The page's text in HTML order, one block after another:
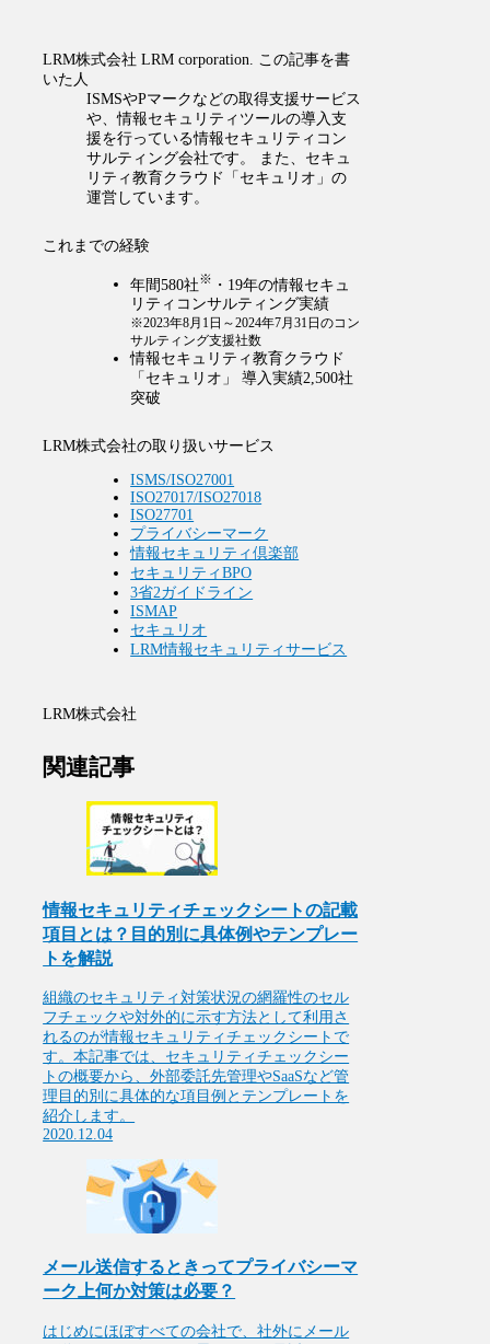
LRM株式会社 LRM corporation. この記事を書
いた人
ISMSやPマークなどの取得支援サービス
や、情報セキュリティツールの導入支
援を行っている情報セキュリティコン
サルティング会社です。 また、セキュ
リティ教育クラウド「セキュリオ」の
運営しています。
これまでの経験
年間580社※ ・19年の情報セキュ
リティコンサルティング実績
※2023年8月1日～2024年7月31日のコン
サルティング支援社数
情報セキュリティ教育クラウド
「セキュリオ」 導入実績2,500社
突破
LRM株式会社の取り扱いサービス
ISMS/ISO27001
ISO27017/ISO27018
ISO27701
プライバシーマーク
情報セキュリティ倶楽部
セキュリティBPO
3省2ガイドライン
ISMAP
セキュリオ
LRM情報セキュリティサービス
LRM株式会社
関連記事
情報セキュリティチェックシートの記載
項目とは？目的別に具体例やテンプレー
トを解説
組織のセキュリティ対策状況の網羅性のセル
フチェックや対外的に示す方法として利用さ
れるのが情報セキュリティチェックシートで
す。本記事では、セキュリティチェックシー
トの概要から、外部委託先管理やSaaSなど管
理目的別に具体的な項目例とテンプレートを
紹介します。
2020.12.04
メール送信するときってプライバシーマ
ーク上何か対策は必要？
はじめにほぼすべての会社で、社外にメール